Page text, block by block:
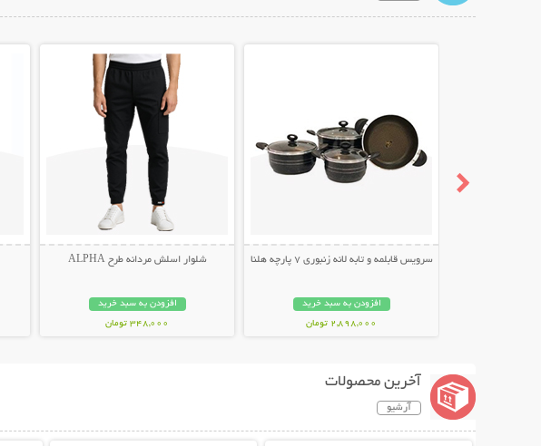
سرویس قابلمه و تابه لانه زنبوری 7 پارچه هلنا
افزودن به سبد خرید
2,898,000 تومان
شلوار اسلش مردانه طرح ALPHA
افزودن به سبد خرید
348,000 تومان
آخرین محصولات
آرشیو